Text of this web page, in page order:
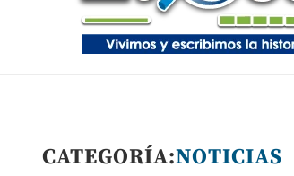
CATEGORÍA:NOTICIAS